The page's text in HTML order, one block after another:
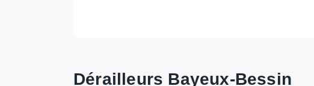
Dérailleurs Bayeux-Bessin